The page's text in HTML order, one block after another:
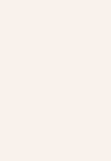
toda lágrima, cumplir
Hasta de la piedra me
-¡Aprovecha ahora,
insospechado!, le
mostro un semblante
en la cuenta de ello
-¿Puedes imaginar